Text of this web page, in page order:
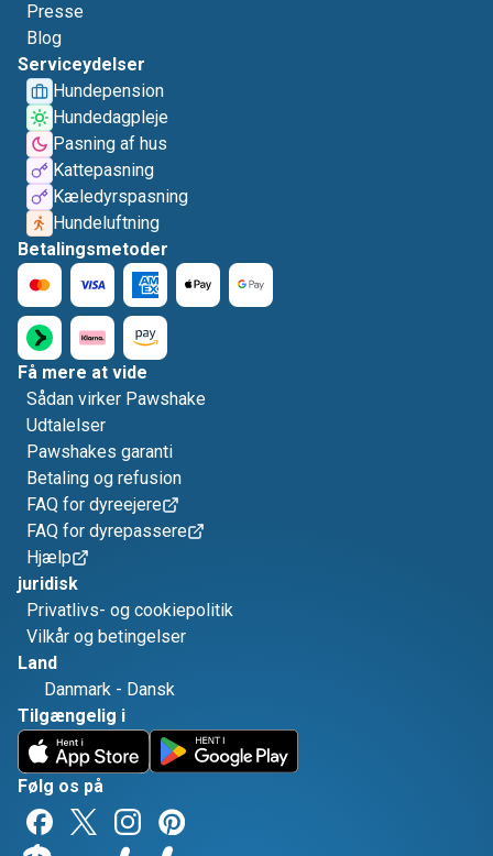
Presse
Blog
Serviceydelser
Hundepension
Hundedagpleje
Pasning af hus
Kattepasning
Kæledyrspasning
Hundeluftning
Betalingsmetoder
Få mere at vide
Sådan virker Pawshake
Udtalelser
Pawshakes garanti
Betaling og refusion
FAQ for dyreejere
FAQ for dyrepassere
Hjælp
juridisk
Privatlivs- og cookiepolitik
Vilkår og betingelser
Land
Danmark - Dansk
Tilgængelig i
Følg os på